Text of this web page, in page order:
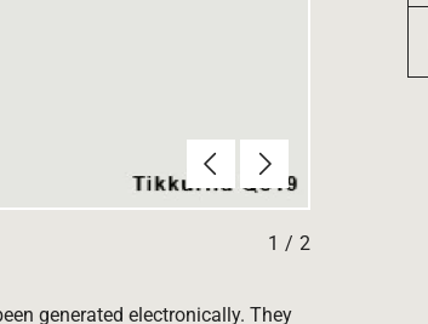
Föregående
Nästa
1 / 2
generated electronically. They